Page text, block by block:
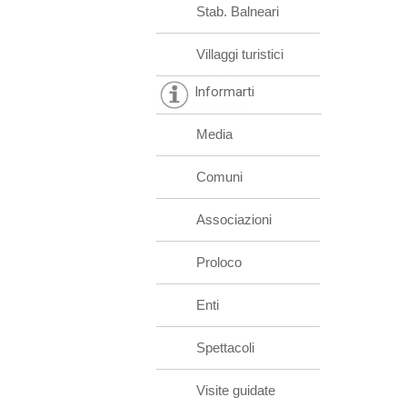
Stab. Balneari
Villaggi turistici
Informarti
Media
Comuni
Associazioni
Proloco
Enti
Spettacoli
Visite guidate